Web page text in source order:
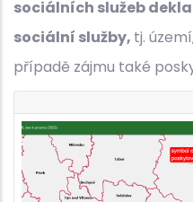
sociálních služeb
sociální služby, tj.
případě zájmu také